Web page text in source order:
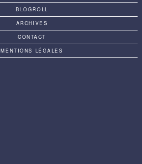
BLOGROLL
ARCHIVES
CONTACT
MENTIONS LÉGALES